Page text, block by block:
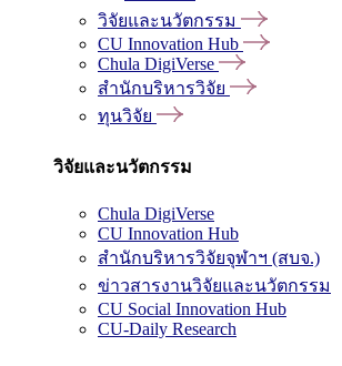
วิจัยและนวัตกรรม
CU Innovation Hub
Chula DigiVerse
สำนักบริหารวิจัย
ทุนวิจัย
วิจัยและนวัตกรรม
Chula DigiVerse
CU Innovation Hub
สำนักบริหารวิจัยจุฬาฯ (สบจ.)
ข่าวสารงานวิจัยและนวัตกรรม
CU Social Innovation Hub
CU-Daily Research